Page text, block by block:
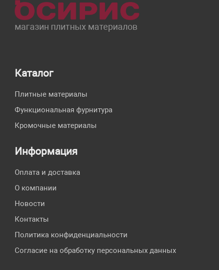
магазин плитных материалов
Каталог
Плитные материалы
Функциональная фурнитура
Кромочные материалы
Информация
Оплата и доставка
О компании
Новости
Контакты
Политика конфиденциальности
Согласие на обработку персональных данных